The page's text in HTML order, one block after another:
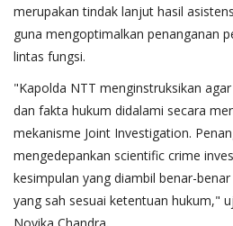
merupakan tindak lanjut hasil
guna mengoptimalkan penanganan
lintas fungsi.
"Kapolda NTT menginstruksikan
dan fakta hukum didalami secara
mekanisme Joint Investigation.
mengedepankan scientific crime
kesimpulan yang diambil benar-
yang sah sesuai ketentuan hukum,"